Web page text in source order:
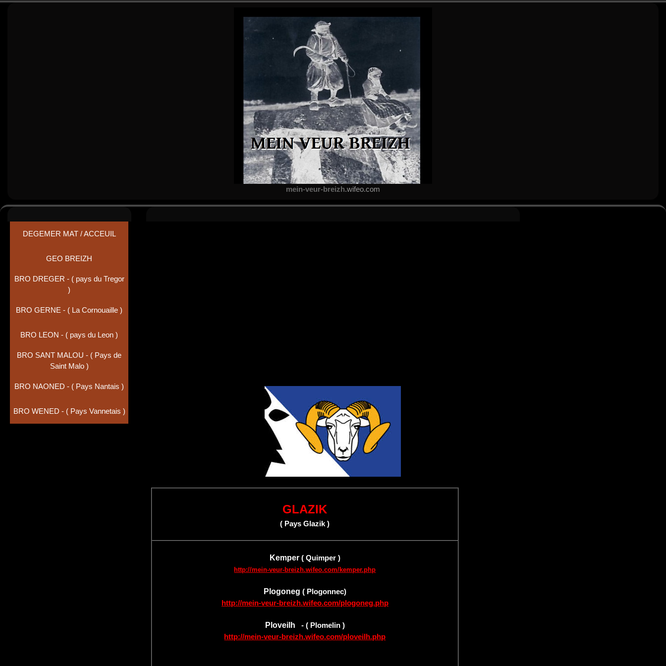
mein-veur-breizh.wifeo.com
DEGEMER MAT / ACCEUIL
GEO BREIZH
BRO DREGER - ( pays du Tregor
)
BRO GERNE - ( La Cornouaille )
BRO LEON - ( pays du Leon )
BRO SANT MALOU - ( Pays de
Saint Malo )
BRO NAONED - ( Pays Nantais )
BRO WENED - ( Pays Vannetais )
GLAZIK
( Pays Glazik )
Kemper ( Quimper )
http://mein-veur-breizh.wifeo.com/kemper.php
Plogoneg ( Plogonnec)
http://mein-veur-breizh.wifeo.com/plogoneg.php
Ploveilh
- ( Plomelin )
http://mein-veur-breizh.wifeo.com/ploveilh.php